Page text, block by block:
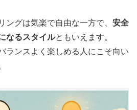
ングは気楽で自由な一方で、 安全
なるスタイルともいえます。
ランスよく楽しめる人にこそ向い